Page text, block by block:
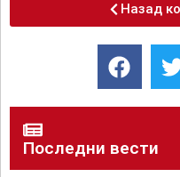
Назад
Последни вести